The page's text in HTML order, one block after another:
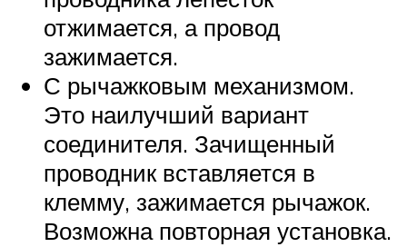
отжимается, а провод
зажимается.
С рычажковым механизмом.
Это наилучший вариант
соединителя. Зачищенный
проводник вставляется в
клемму, зажимается рычажок.
Возможна повторная установка.